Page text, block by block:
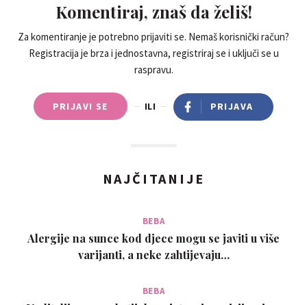
Komentiraj, znaš da želiš!
Za komentiranje je potrebno prijaviti se. Nemaš korisnički račun?
Registracija je brza i jednostavna, registriraj se i uključi se u
raspravu.
PRIJAVI SE ILI PRIJAVA
NAJČITANIJE
BEBA
Alergije na sunce kod djece mogu se javiti u više
varijanti, a neke zahtijevaju…
BEBA